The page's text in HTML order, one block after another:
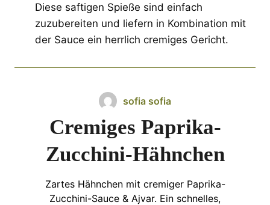
Diese saftigen Spieße sind einfach
zuzubereiten und liefern in Kombination mit
der Sauce ein herrlich cremiges Gericht.
sofia sofia
Cremiges Paprika-
Zucchini-Hähnchen
Zartes Hähnchen mit cremiger Paprika-
Zucchini-Sauce & Ajvar. Ein schnelles,